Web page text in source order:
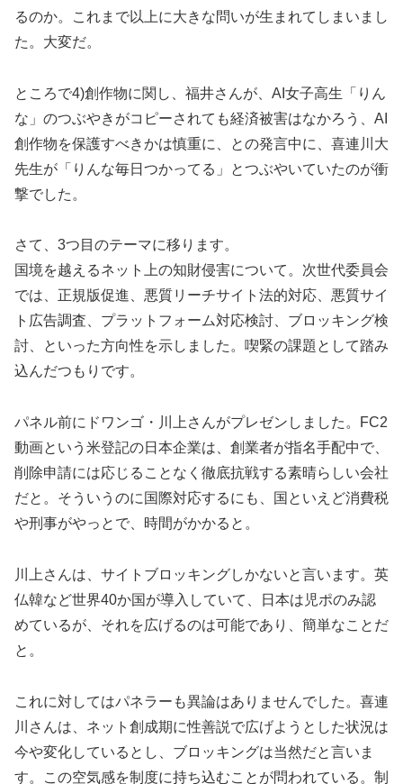
るのか。これまで以上に大きな問いが生まれてしまいまし
た。大変だ。
ところで4)創作物に関し、福井さんが、AI女子高生「りん
な」のつぶやきがコピーされても経済被害はなかろう、AI
創作物を保護すべきかは慎重に、との発言中に、喜連川大
先生が「りんな毎日つかってる」とつぶやいていたのが衝
撃でした。
さて、3つ目のテーマに移ります。
国境を越えるネット上の知財侵害について。次世代委員会
では、正規版促進、悪質リーチサイト法的対応、悪質サイ
ト広告調査、プラットフォーム対応検討、ブロッキング検
討、といった方向性を示しました。喫緊の課題として踏み
込んだつもりです。
パネル前にドワンゴ・川上さんがプレゼンしました。FC2
動画という米登記の日本企業は、創業者が指名手配中で、
削除申請には応じることなく徹底抗戦する素晴らしい会社
だと。そういうのに国際対応するにも、国といえど消費税
や刑事がやっとで、時間がかかると。
川上さんは、サイトブロッキングしかないと言います。英
仏韓など世界40か国が導入していて、日本は児ポのみ認
めているが、それを広げるのは可能であり、簡単なことだ
と。
これに対してはパネラーも異論はありませんでした。喜連
川さんは、ネット創成期に性善説で広げようとした状況は
今や変化しているとし、ブロッキングは当然だと言いま
す。この空気感を制度に持ち込むことが問われている。制